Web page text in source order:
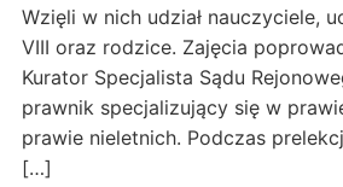
Wzięli w nich udział nauczyciele,
VIII oraz rodzice. Zajęcia
Kurator Specjalista Sądu
prawnik specjalizujący się w
prawie nieletnich. Podczas
[…]